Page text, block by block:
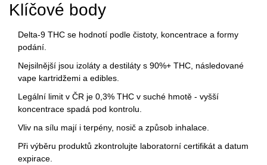
Klíčové body
Delta‑9 THC se hodnotí podle čistoty, koncentrace a formy
podání.
Nejsilnější jsou izoláty a destiláty s 90%+ THC, následované
vape kartridžemi a edibles.
Legální limit v ČR je 0,3% THC v suché hmotě - vyšší
koncentrace spadá pod kontrolu.
Vliv na sílu mají i terpény, nosič a způsob inhalace.
Při výběru produktů zkontrolujte laboratorní certifikát a datum
expirace.